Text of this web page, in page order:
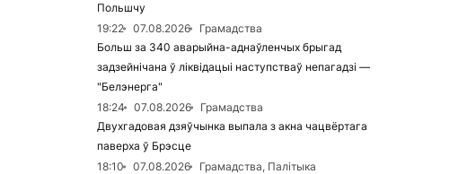
Польшчу
19:22
07.08.2026
Грамадства
Больш за 340 аварыйна-аднаўленчых брыгад
задзейнічана ў ліквідацыі наступстваў непагадзі —
"Белэнерга"
18:24
07.08.2026
Грамадства
Двухгадовая дзяўчынка выпала з акна чацвёртага
паверха ў Брэсце
18:10
07.08.2026
Грамадства, Палітыка